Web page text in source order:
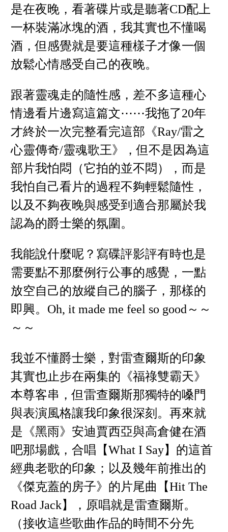
是在夜晚，看著碟片或是聽著CD配上
一杯裝滿冰塊的酒，我其實也不懂喝
酒，但感覺就是要這種樣子才像一個
放鬆心情感受自己的夜晚。
跟著靈魂走的隨性感，差不多這種心
情邊看片邊寫這篇文⋯⋯我拖了20年
才終於一次完整看完這部《Ray/雷之
心靈傳奇/靈魂歌王》，但不是因為這
部片我怕悶（它拍的並不悶），而是
我怕自己看片的過程不夠輕鬆隨性，
以及不夠夜晚與感受到適合那屬於我
認為的爵士樂的氛圍。
我能說什麼呢？寫碟評影評有時也是
需要點不那麼例行公事的感覺，一點
放空自己的放縱自己的腦子，那樣的
即興。Oh, it made me feel so good～～
～～
我並不懂爵士樂，對雷查爾斯的印象
其實也止步在兩集的《福祿雙霸天》
本尊客串，但雷查爾斯那獨特的嗓門
與表演風格讓我印象很深刻。再來就
是《黑雨》安迪賈西亞與高倉健在酒
吧那場戲，合唱【What I Say】的這首
經典老歌的印象；以及幾年前推出的
《傑克蓋的房子》的片尾曲【Hit The
Road Jack】，原唱就是雷查爾斯。
（接收這些歌曲作品的時間不分先